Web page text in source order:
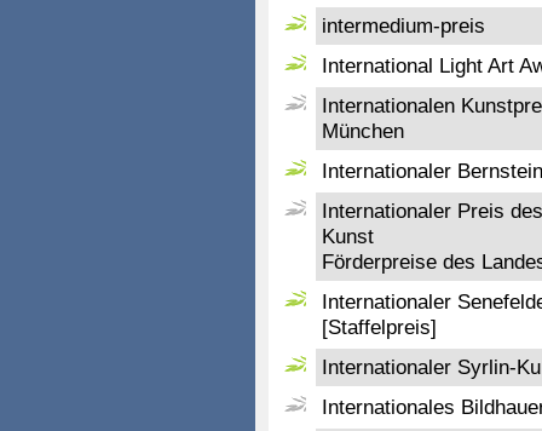
intermedium-preis
International Light Art
Internationalen
München
Internationaler
Internationaler Preis
Kunst
Förderpreise des
Internationaler
[Staffelpreis]
Internationaler Syrlin-
Internationales